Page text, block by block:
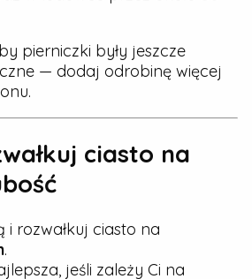
pierniczki były jeszcze
— dodaj odrobinę więcej
ciasto na
rozwałkuj ciasto na
.
jeśli zależy Ci na